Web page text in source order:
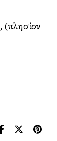
, (πλησίον